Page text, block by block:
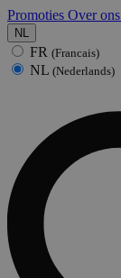
Promoties Over ons
NL
FR (Francais)
NL (Nederlands)